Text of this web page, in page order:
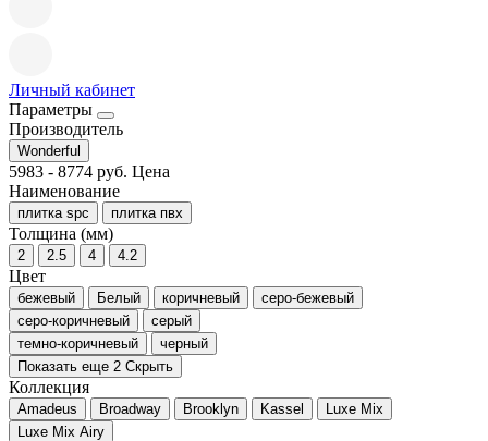
Личный кабинет
Параметры
Производитель
Wonderful
5983 - 8774 руб. Цена
Наименование
плитка spc плитка пвх
Толщина (мм)
2 2.5 4 4.2
Цвет
бежевый Белый коричневый
серо-бежевый
серо-коричневый
серый
темно-коричневый
черный
Показать еще 2 Скрыть
Коллекция
Amadeus Broadway Brooklyn Kassel
Luxe Mix
Luxe Mix Airy